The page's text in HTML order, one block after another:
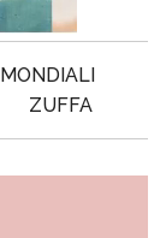
MONDIALI
ZUFFA